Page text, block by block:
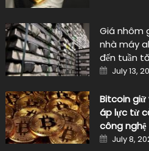
Giá nhôm
nhà máy
đến tuần
Posted
on
July 13,
Bitcoin giữ
áp lực từ
công nghệ
Posted
on
July 8,